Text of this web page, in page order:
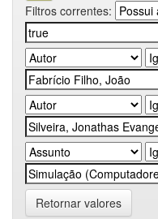
Filtros correntes:
Retornar valores